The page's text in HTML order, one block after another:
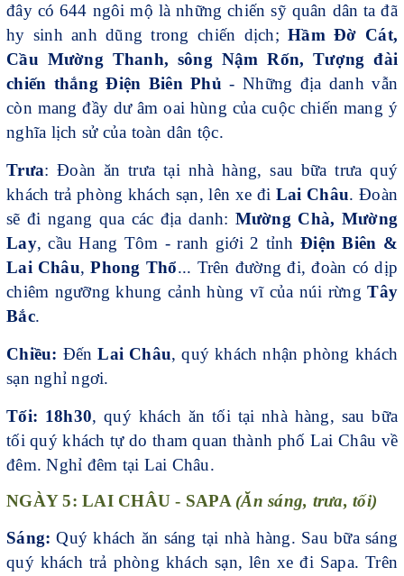
đây có 644 ngôi mộ là những chiến sỹ quân dân ta đã
hy sinh anh dũng trong chiến dịch;Hầm Đờ Cát,
Cầu Mường Thanh, sông Nậm Rốn, Tượng đài
chiến thắng Điện Biên Phủ - Những địa danh vẫn
còn mang đầy dư âm oai hùng của cuộc chiến mang ý
nghĩa lịch sử của toàn dân tộc.
Trưa: Đoàn ăn trưa tại nhà hàng, sau bữa trưa quý
khách trả phòng khách sạn, lên xe đi Lai Châu. Đoàn
sẽ đi ngang qua các địa danh: Mường Chà, Mường
Lay, cầu Hang Tôm - ranh giới 2 tỉnh Điện Biên &
Lai Châu,Phong Thổ... Trên đường đi, đoàn có dịp
chiêm ngưỡng khung cảnh hùng vĩ của núi rừngTây
Bắc.
Chiều: ĐếnLai Châu, quý khách nhận phòng khách
sạn nghỉ ngơi.
Tối: 18h30, quý khách ăn tối tại nhà hàng, sau bữa
tối quý khách tự do tham quan thành phố Lai Châu về
đêm. Nghỉ đêm tại Lai Châu.
NGÀY 5: LAI CHÂU - SAPA (Ăn sáng, trưa, tối)
Sáng: Quý khách ăn sáng tại nhà hàng. Sau bữa sáng
quý khách trả phòng khách sạn, lên xe đi Sapa. Trên